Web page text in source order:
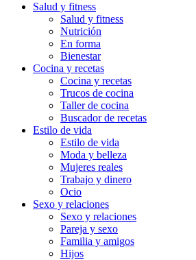
Salud y fitness
Salud y fitness
Nutrición
En forma
Bienestar
Cocina y recetas
Cocina y recetas
Trucos de cocina
Taller de cocina
Buscador de recetas
Estilo de vida
Estilo de vida
Moda y belleza
Mujeres reales
Trabajo y dinero
Ocio
Sexo y relaciones
Sexo y relaciones
Pareja y sexo
Familia y amigos
Hijos